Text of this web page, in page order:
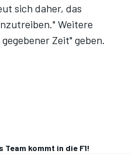
sich daher, das
Weitere
Zeit" geben.
kommt in die F1!